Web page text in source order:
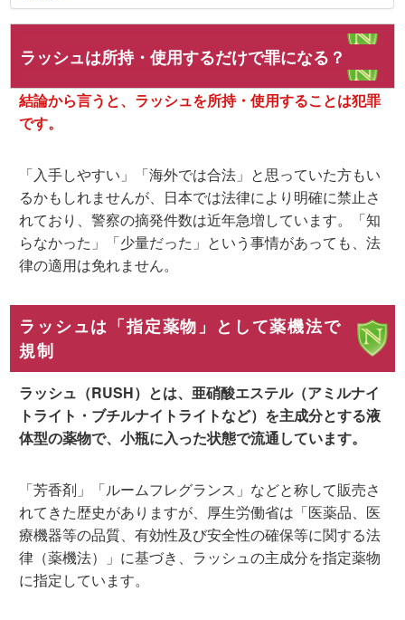
ラッシュは所持・使用するだけで罪になる？
結論から言うと、ラッシュを所持・使用することは犯罪
です。
「入手しやすい」「海外では合法」と思っていた方もい
るかもしれませんが、日本では法律により明確に禁止さ
れており、警察の摘発件数は近年急増しています。「知
らなかった」「少量だった」という事情があっても、法
律の適用は免れません。
ラッシュは「指定薬物」として薬機法で
規制
ラッシュ（RUSH）とは、亜硝酸エステル（アミルナイ
トライト・ブチルナイトライトなど）を主成分とする液
体型の薬物で、小瓶に入った状態で流通しています。
「芳香剤」「ルームフレグランス」などと称して販売さ
れてきた歴史がありますが、厚生労働省は「医薬品、医
療機器等の品質、有効性及び安全性の確保等に関する法
律（薬機法）」に基づき、ラッシュの主成分を指定薬物
に指定しています。